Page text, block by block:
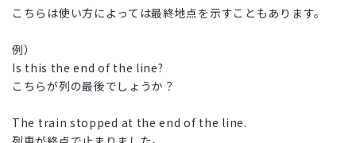
こちらは使い方によっては最終地点を示すこともあります。
例）
Is this the end of the line?
こちらが列の最後でしょうか？
The train stopped at the end of the line.